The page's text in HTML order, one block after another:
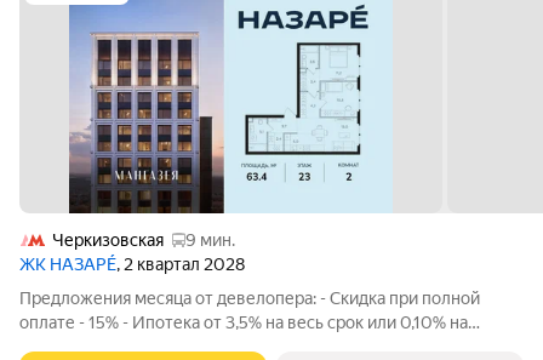
Черкизовская
9 мин.
ЖК НАЗАРÉ, 2 квартал 2028
Предложения месяца от девелопера: - Скидка при полной
оплате - 15% - Ипотека от 3,5% на весь срок или 0,10% на